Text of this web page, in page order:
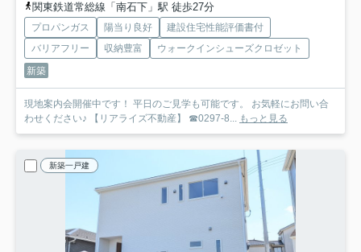
関東鉄道常総線「南石下」駅 徒歩27分
プロパンガス 陽当り良好
建設住宅性能評価書付
バリアフリー
収納豊富
ウォークインシューズクロゼット
新築
現地案内会開催中です！ 平日のご見学も可能です。 お気軽にお問い合
わせください♪ 【リアライズ不動産】 ☎0297-8... もっと見る
新築一戸建